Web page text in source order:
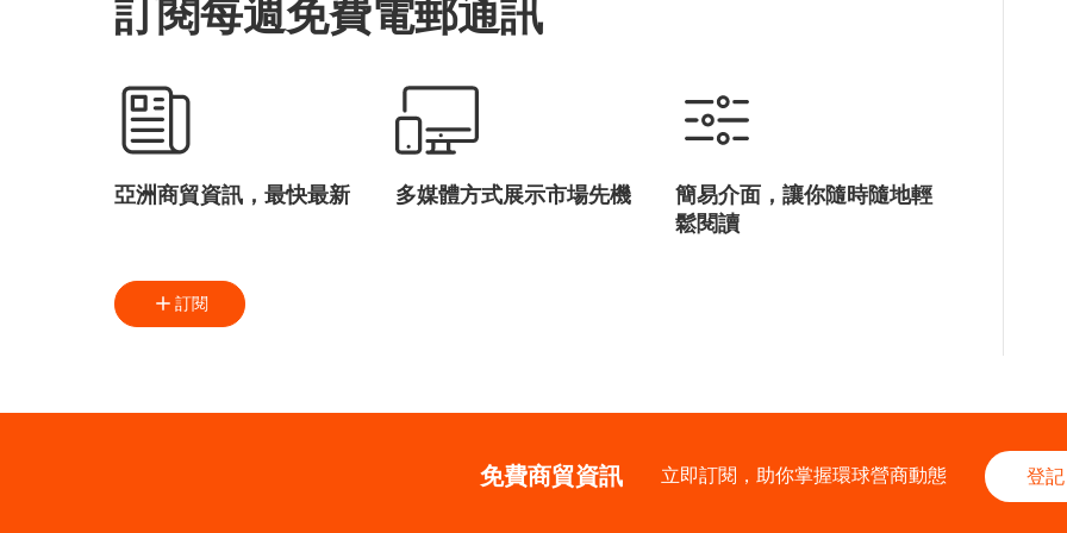
訂閱每週免費電郵通訊
亞洲商貿資訊，最快最新 多媒體方式展示市場先機
簡易介面，讓你隨時隨地輕
鬆閱讀
訂閱
免費商貿資訊 立即訂閱，助你掌握環球營商動態 登記